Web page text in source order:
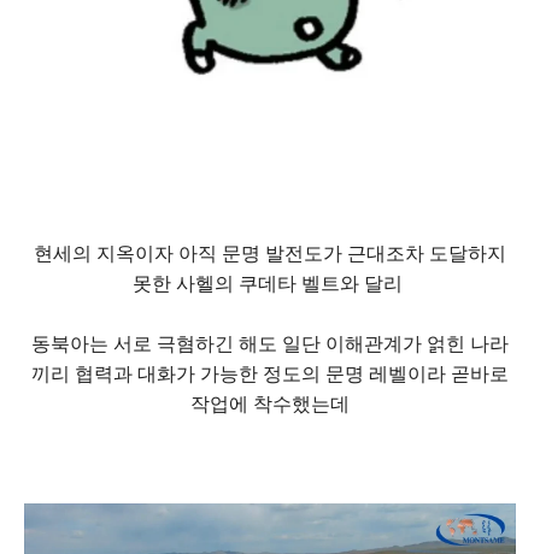
현세의 지옥이자 아직 문명 발전도가 근대조차 도달하지
못한 사헬의 쿠데타 벨트와 달리
동북아는 서로 극혐하긴 해도 일단 이해관계가 얽힌 나라
끼리 협력과 대화가 가능한 정도의 문명 레벨이라 곧바로
작업에 착수했는데